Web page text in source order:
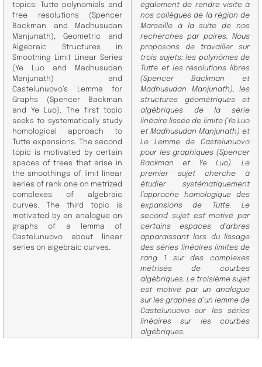
topics: Tutte polynomials and
free resolutions (Spencer
Backman and Madhusudan
Manjunath), Geometric and
Algebraic Structures in
Smoothing Limit Linear Series
(Ye Luo and Madhusudan
Manjunath) and
Castelunuovo’s Lemma for
Graphs (Spencer Backman
and Ye Luo). The first topic
seeks to systematically study
homological approach to
Tutte expansions. The second
topic is motivated by certain
spaces of trees that arise in
the smoothings of limit linear
series of rank one on metrized
complexes of algebraic
curves. The third topic is
motivated by an analogue on
graphs of a lemma of
Castelunuovo about linear
series on algebraic curves.
également de rendre visite à
nos collègues de la région de
Marseille à la suite de nos
recherches par paires. Nous
proposons de travailler sur
trois sujets: les polynômes de
Tutte et les résolutions libres
(Spencer Backman et
Madhusudan Manjunath), les
structures géométriques et
algébriques de la série
linéaire lissée de limite (Ye Luo
et Madhusudan Manjunath) et
Le Lemme de Castelunuovo
pour les graphiques (Spencer
Backman et Ye Luo). Le
premier sujet cherche à
étudier systématiquement
l’approche homologique des
expansions de Tutte. Le
second sujet est motivé par
certains espaces d’arbres
apparaissant lors du lissage
des séries linéaires limites de
rang 1 sur des complexes
métrisés de courbes
algébriques. Le troisième sujet
est motivé par un analogue
sur les graphes d’un lemme de
Castelunuovo sur les séries
linéaires sur les courbes
algébriques.